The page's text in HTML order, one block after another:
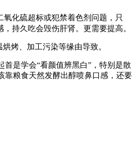
化硫超标或犯禁着色剂问题，只
持久吃会毁伤肝肾。更需要提高。
烤、加工污染等缘由导致。
是学会“看颜值辨黑白”，特别是散
靠粮食天然发酵出醇喷鼻口感，还要